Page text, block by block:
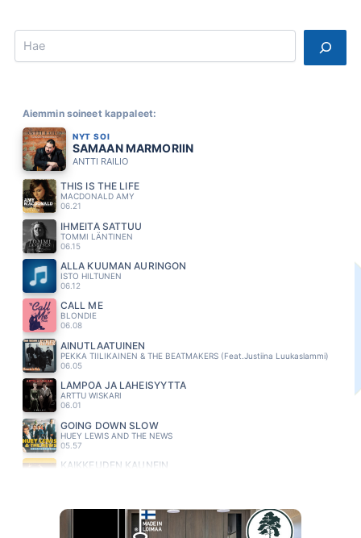
Search
Aiemmin soineet kappaleet:
NYT SOI
SAMAAN MARMORIIN
ANTTI RAILIO
THIS IS THE LIFE
MACDONALD AMY
06.21
IHMEITÄ SATTUU
TOMMI LÄNTINEN
06.15
ALLA KUUMAN AURINGON
ISTO HILTUNEN
06.12
CALL ME
BLONDIE
06.08
AINUTLAATUINEN
PEKKA TIILIKAINEN & THE BEATMAKERS (Feat.Justiina Luukaslammi)
06.05
LÄMPÖÄ JA LÄHEISYYTTÄ
ARTTU WISKARI
06.01
GOING DOWN SLOW
HUEY LEWIS AND THE NEWS
05.57
KAIKKEUDEN KAUNEIN
JANNIKA B